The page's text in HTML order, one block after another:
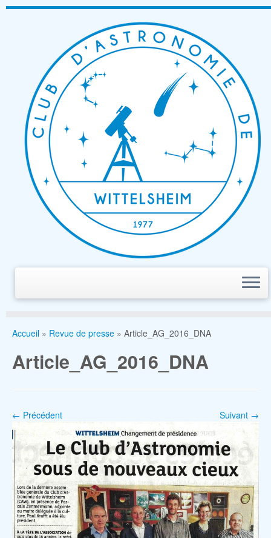
Passer
Accueil » Revue de presse » Article_AG_2016_DNA
Article_AG_2016_DNA
← Précédent Suivant →